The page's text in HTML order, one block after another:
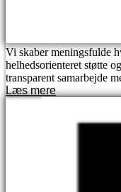
Vi skaber meningsfulde
helhedsorienteret støtte
transparent samarbejde
Læs mere